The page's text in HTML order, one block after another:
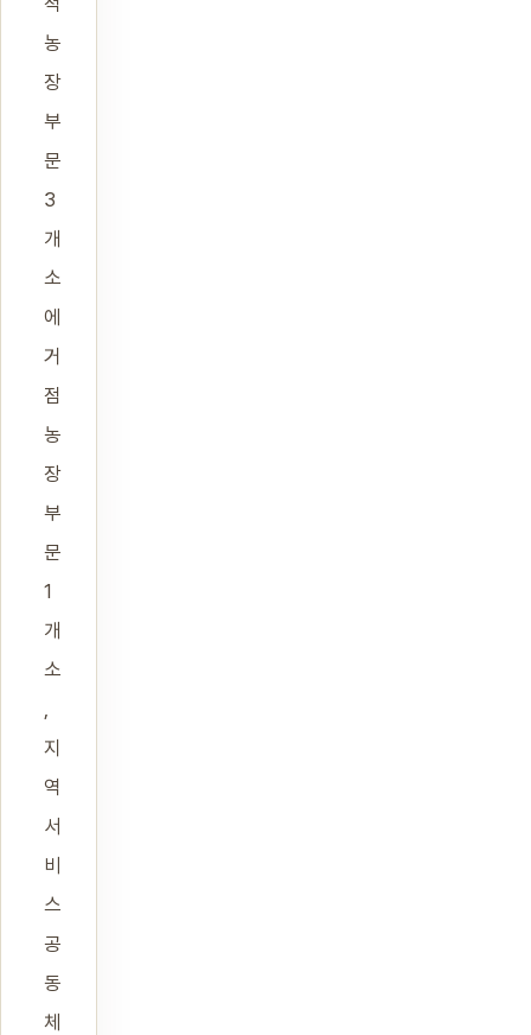
농
장
부
문
3
개
소
에
거
점
농
장
부
문
1
개
소
,
지
역
서
비
스
공
동
체